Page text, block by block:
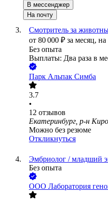
В мессенджер
На почту
Смотритель за
от 80 000 ₽ за месяц, на
Без опыта
Выплаты: Два раза в
Парк Альпак Симба
3.7
•
12 отзывов
Екатеринбург, р-н
Можно без резюме
Откликнуться
Эмбриолог / младший
Без опыта
ООО Лаборатория